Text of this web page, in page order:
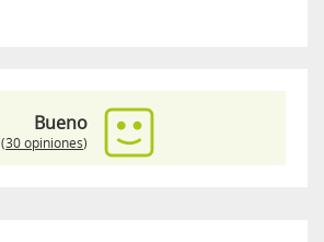
Bueno
(30 opiniones)